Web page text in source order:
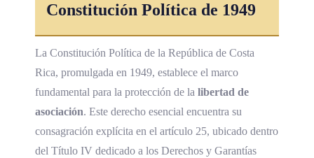
Constitución Política de 1949
La Constitución Política de la República de Costa
Rica, promulgada en 1949, establece el marco
fundamental para la protección de la libertad de
asociación. Este derecho esencial encuentra su
consagración explícita en el artículo 25, ubicado dentro
del Título IV dedicado a los Derechos y Garantías